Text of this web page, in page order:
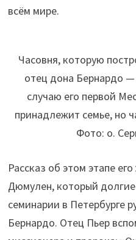
всём мире.
Часовня, которую
отец дона Бернардо
случаю его первой
принадлежит семье, но
Фото: о.
Рассказ об этом этапе
Дюмулен, который
семинарии в Петербурге
Бернардо. Отец Пьер